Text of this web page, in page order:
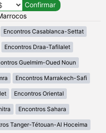
Encontros Casablanca-Settat
Encontros Draa-Tafilalet
Guelmim-Oued Noun
Encontros Marrakech-Safi
Encontros Oriental
Encontros Sahara
Tanger-Tétouan-Al Hoceima